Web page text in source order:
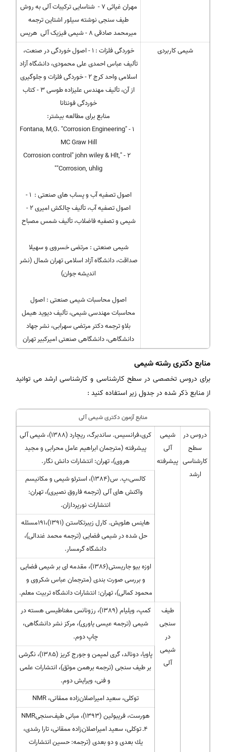
مهران غیاثی 7 - شناسایی ترکیبات آلی به روش
طیف سنجی نوشته سیلور اشتاین ترجمه
میرمحمد صادقی 8 - شیمی فیزیک آلی هریس
شیمی کاربردی
خوردگی فلزات : 1 - اصول خوردگی در صنعت،
تألیف عباس احمدی علی محمودی، دانشگاه آزاد
اسلامی واحد کرج 2 - خوردگی فلزات و جلوگیری
از آن، تألیف مهندس علیزاده طوسی 3 - کتاب
خوردگی فونتانا
منابع برای مطالعه بیشتر:
1 - Fontana, M,G. "Corrosion Engineering"
MC Graw Hill
2 - "Corrosion control" john wiley & Hlt,
"Corrosion, uhlig"
اصول تصفیه آب و پساب های صنعتی : 1 -
اصول تصفیه آب، تألیف چالکش امیری 2 -
شیمی و تصفیه فاضلاب، تألیف شمس مصباح
شیمی صنعتی : مرتضی خسروی و سهیلا
صداقت، دانشگاه آزاد اسلامی تهران شمال (نشر
اندیشه جوان)
اصول محاسبات شیمی صنعتی : اصول
محاسبات مهندسی شیمی، تألیف دیوید هیمل
بلاو ترجمه دکتر مرتضی سهرابی، نشر جهاد
دانشگاهی، دانشگاهی صنعتی امیرکبیر تهران
منابع دکتری رشته شیمی
برای دروس تخصصی در سطح کارشناسی و کارشناسی ارشد می توانید
از منابع ذکر شده در جدول زیر استفاده کنید :
منابع آزمون دکتری شیمی آلی
دروس در
سطح
کارشناسی
ارشد
شیمی
آلی
پیشرفته
کری،فرانسیس. ساندبرگ، ریچارد (1388)، شیمی آلی
پیشرفته (مترجمان ابراهیم عامل محرابی و مجید
هروی)، تهران: انتشارات دانش نگار.
کالسی،پ. س(1384)، استرئو شیمی و مکانیسم
واکنش های آلی (ترجمه فاروق نصیری)، تهران:
انتشارات نورپردازان.
هاینس هلویش. کارل زیبرتکاستن (1391)،191مسئله
حل شده در شیمی فضایی (ترجمه محمد غندالی)،
دانشگاه گرمسار.
اوزه بیو جاریستی(1386)، مقدمه ای بر شیمی فضایی
و بررسی صورت بندی (مترجمان عباس شکروی و
محمود کمالی)، تهران: انتشارات دانشگاه تربیت معلم.
طیف
سنجی
در
شیمی
آلی
كمپ، ویلیام (1389)، رزونانس مغناطیسی هسته در
شیمی (ترجمه عیسی یاوری)،‌ مرکز نشر دانشگاهی،
چاپ دوم.
پاویا، دونالد، گری لمپمن و جورج کریز (1385)، نگرشی
بر طیف سنجی (ترجمه برهمن موثق)، انتشارات علمی
و فنی، ویرایش دوم.
توكلی، سعید امیراصلان‌زاده ممقانی، NMR
هورست، فریبولین (1393)، مبانی طیف‌سنجیNMR
4ـ توكلی، سعید امیراصلان‌زاده ممقانی، تارا رشدی،
یك بعدی و دو بعدی (ترجمه: حسین انتشارات